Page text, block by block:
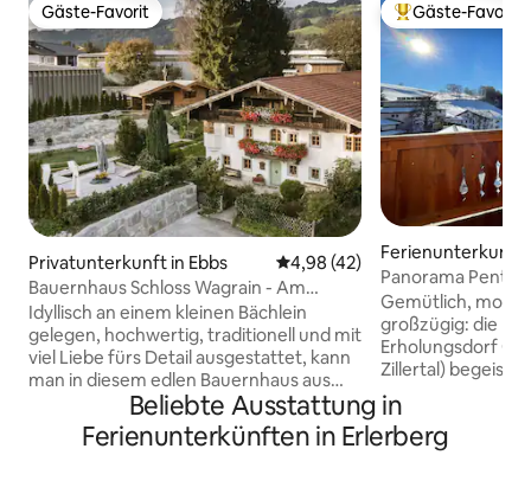
Gäste-Favorit
Gäste-Favorit
Privatunterkunft in Ebbs Durchschnittliche Bewertung:
4,98 (42)
Bauernhaus Schloss Wagrain - Am
Kaisergebirge
Idyllisch an einem kleinen Bächlein
gelegen, hochwertig, traditionell und mit
viel Liebe fürs Detail ausgestattet, kann
man in diesem edlen Bauernhaus aus
1728, einen unvergesslichen Urlaub mit
der Familie oder mit Freunden erleben.
Die klare Bergluft im Frühling und das
Beliebter Gäste-
Gäste-Favorit
Ferienunterkunft
Panorama
großem Balkon
Gemütlich,
großzügig: die
Erholungsdorf
Zillertal)
handgefertigten
zeitlosen
Tiroler
aktuellen
Beliebte Ausstattung in
Ferienunterkünften in Erlerberg